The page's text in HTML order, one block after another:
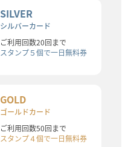
SILVER
シルバーカード
ご利用回数20回まで
スタンプ５個で一日無料券
GOLD
ゴールドカード
ご利用回数50回まで
スタンプ４個で一日無料券